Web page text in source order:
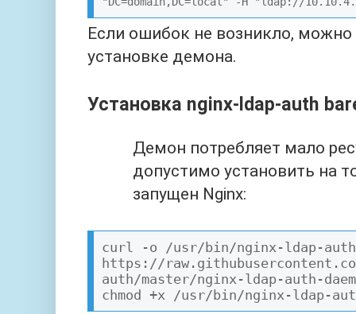
Если ошибок не возникло, можно
установке демона.
Установка nginx-ldap-auth
Демон потребляет мало
допустимо установить на
запущен Nginx:
curl -o /usr/bin/nginx-ldap-auth-
https://
auth/master/nginx-ldap-auth-
chmod +x /usr/bin/nginx-ldap-